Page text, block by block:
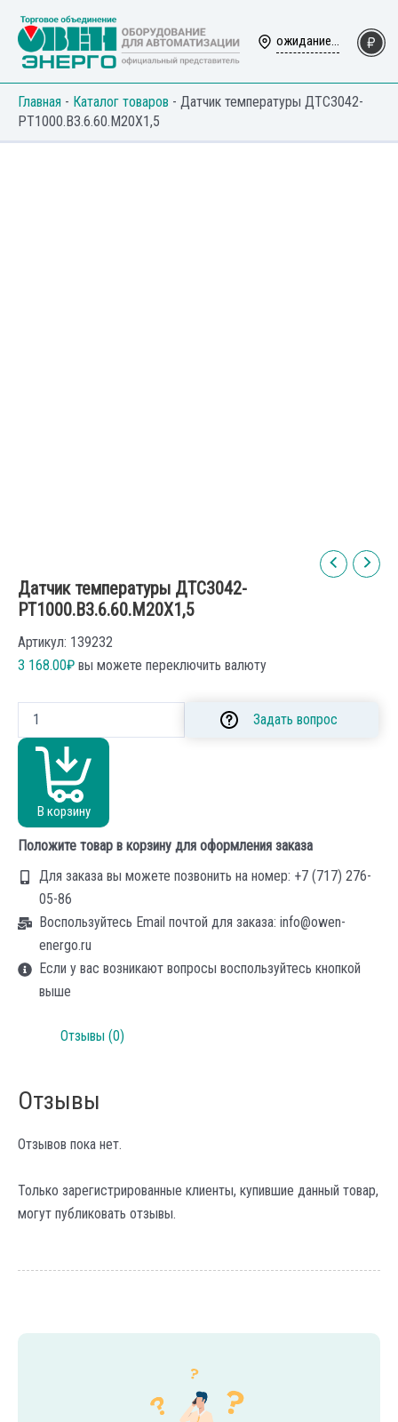
содержимому
ожидание...
Главная - Каталог товаров - Датчик температуры ДТС3042-
РТ1000.В3.6.60.М20Х1,5
Датчик температуры ДТС3042-
РТ1000.В3.6.60.М20Х1,5
Артикул: 139232
3 168.00₽ вы можете переключить валюту
товара
Датчик
температуры
ДТС3042-
РТ1000.В3.6.60.М20Х1,5
В корзину
Задать вопрос
Положите товар в корзину для оформления заказа
Для заказа вы можете позвонить на номер: +7 (717) 276-
05-86
Воспользуйтесь Email почтой для заказа: info@owen-
energo.ru
Если у вас возникают вопросы воспользуйтесь кнопкой
выше
Отзывы (0)
Отзывы
Отзывов пока нет.
Только зарегистрированные клиенты, купившие данный товар,
могут публиковать отзывы.